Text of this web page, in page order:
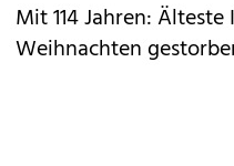
Mit 114 Jahren:
Weihnachten